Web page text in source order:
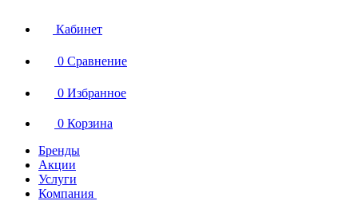
Кабинет
0 Сравнение
0 Избранное
0 Корзина
Бренды
Акции
Услуги
Компания